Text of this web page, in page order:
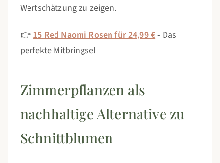
Wertschätzung zu zeigen.
👉15 Red Naomi Rosen für 24,99 €- Das
perfekte Mitbringsel
Zimmerpflanzen als
nachhaltige Alternative zu
Schnittblumen